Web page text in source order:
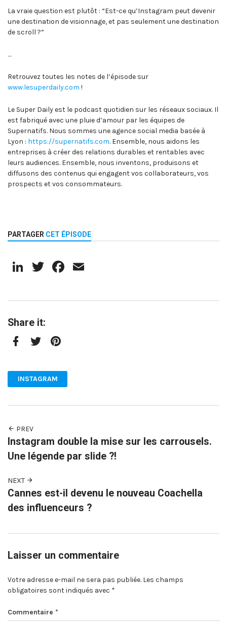
La vraie question est plutôt : “Est-ce qu’Instagram peut devenir
une destination de visionnage, et pas seulement une destination
de scroll ?”
…
Retrouvez toutes les notes de l’épisode sur
www.lesuperdaily.com !
Le Super Daily est le podcast quotidien sur les réseaux sociaux. Il
est fabriqué avec une pluie d’amour par les équipes de
Supernatifs. Nous sommes une agence social media basée à
Lyon : https://supernatifs.com. Ensemble, nous aidons les
entreprises à créer des relations durables et rentables avec
leurs audiences. Ensemble, nous inventons, produisons et
diffusons des contenus qui engagent vos collaborateurs, vos
prospects et vos consommateurs.
PARTAGER CET ÉPISODE
LinkedIn
TwitterFacebook
Share it:
INSTAGRAM
PREV
Instagram double la mise sur les carrousels.
Une légende par slide ?!
NEXT
Cannes est-il devenu le nouveau Coachella
des influenceurs ?
Laisser un commentaire
Votre adresse e-mail ne sera pas publiée. Les champs
obligatoires sont indiqués avec *
Commentaire *